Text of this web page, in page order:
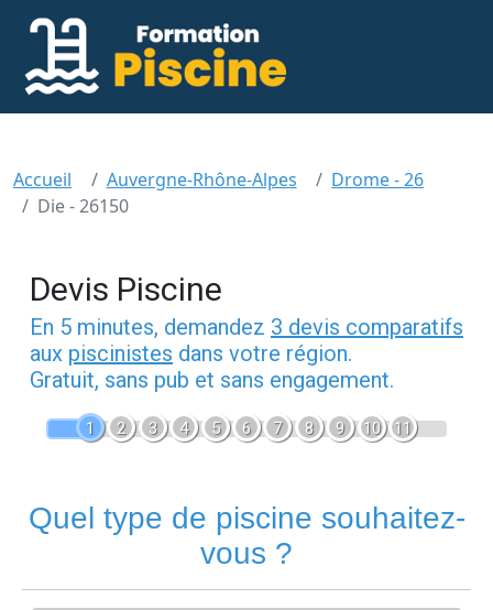
Accueil Auvergne-Rhône-Alpes
Drome - 26
Die - 26150
Devis Piscine
En 5 minutes, demandez 3 devis comparatifs
aux piscinistes dans votre région.
Gratuit, sans pub et sans engagement.
1 2 3 4 5 6 7 8 9 10 11
Quel type de piscine souhaitez-
vous ?